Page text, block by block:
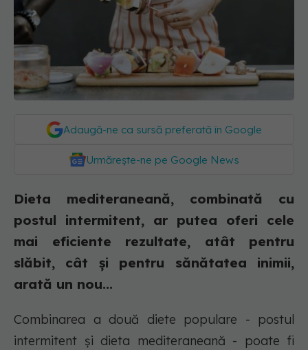
Adaugă-ne ca sursă preferată în Google
Urmărește-ne pe Google News
Dieta mediteraneană, combinată cu
postul intermitent, ar putea oferi cele
mai eficiente rezultate, atât pentru
slăbit, cât și pentru sănătatea inimii,
arată un nou...
Combinarea a două diete populare - postul
intermitent și dieta mediteraneană - poate fi